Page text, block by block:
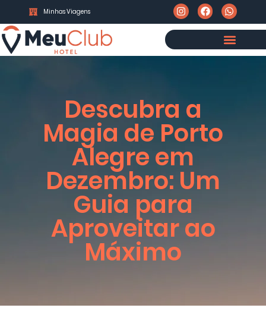
Minhas Viagens
Descubra a
Magia de Porto
Alegre em
Dezembro: Um
Guia para
Aproveitar ao
Máximo